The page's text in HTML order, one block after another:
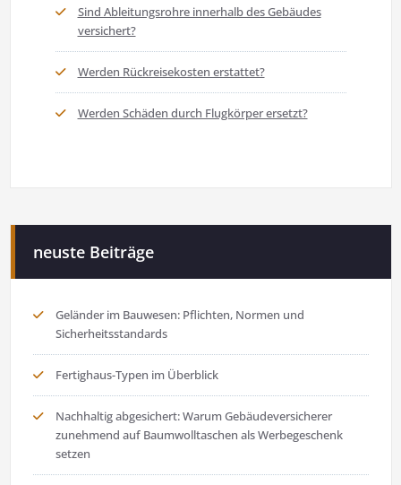
Sind Ableitungsrohre innerhalb des Gebäudes
versichert?
Werden Rückreisekosten erstattet?
Werden Schäden durch Flugkörper ersetzt?
neuste Beiträge
Geländer im Bauwesen: Pflichten, Normen und
Sicherheitsstandards
Fertighaus-Typen im Überblick
Nachhaltig abgesichert: Warum Gebäudeversicherer
zunehmend auf Baumwolltaschen als Werbegeschenk
setzen